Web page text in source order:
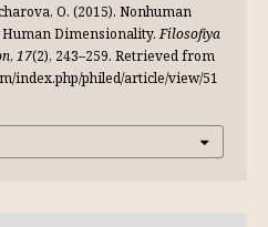
O. (2015). Nonhuman
Dimensionality.Filosofiya
, 17(2), 243–259. Retrieved from
index.php/philed/article/view/51